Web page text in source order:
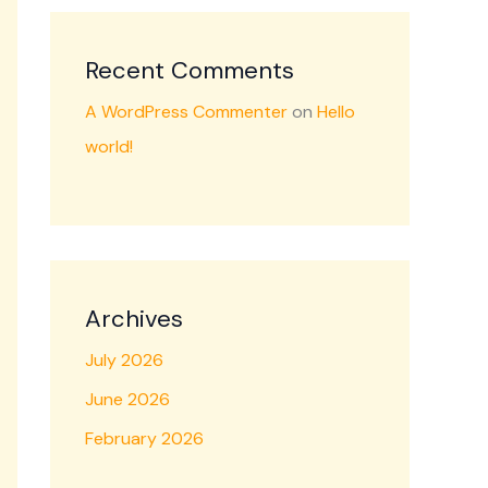
Recent Comments
A WordPress Commenteron Hello
world!
Archives
July 2026
June 2026
February 2026